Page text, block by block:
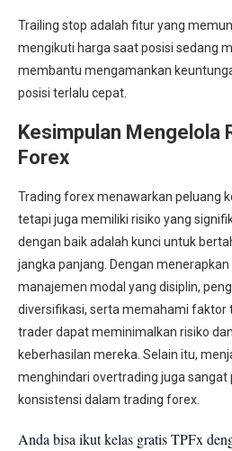
Trailing stop adalah fitur yang
mengikuti harga saat posisi sedang
membantu mengamankan
posisi terlalu cepat.
Kesimpulan Mengelola
Forex
Trading forex menawarkan peluang
tetapi juga memiliki risiko yang
dengan baik adalah kunci untuk
jangka panjang. Dengan
manajemen modal yang disiplin,
diversifikasi, serta memahami faktor
trader dapat meminimalkan risiko
keberhasilan mereka. Selain itu,
menghindari overtrading juga
konsistensi dalam trading forex.
Anda bisa ikut kelas gratis TPFx